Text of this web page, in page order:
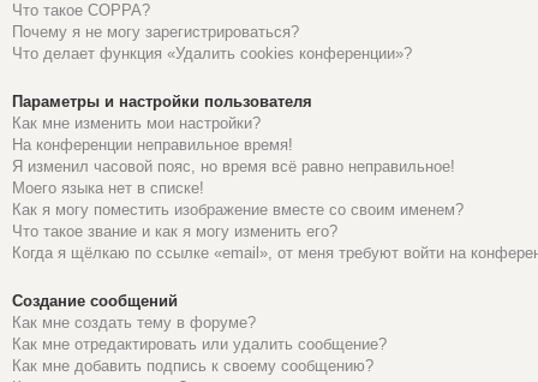
Что такое COPPA?
Почему я не могу зарегистрироваться?
Что делает функция «Удалить cookies конференции»?
Параметры и настройки пользователя
Как мне изменить мои настройки?
На конференции неправильное время!
Я изменил часовой пояс, но время всё равно неправильное!
Моего языка нет в списке!
Как я могу поместить изображение вместе со своим именем?
Что такое звание и как я могу изменить его?
Когда я щёлкаю по ссылке «email», от меня требуют войти на
Создание сообщений
Как мне создать тему в форуме?
Как мне отредактировать или удалить сообщение?
Как мне добавить подпись к своему сообщению?